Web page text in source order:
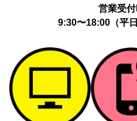
営業受
9:30〜18:00（平